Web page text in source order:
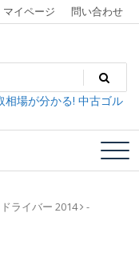
マイページ 問い合わせ
dev
ーケット
相場が分かる! 中古ゴル
ドライバー 2014 -